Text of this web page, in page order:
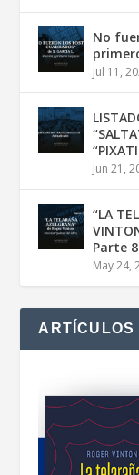
No
Jul 11,
Jun 21,
“LA
Parte
May 24,
ARTÍCULOS